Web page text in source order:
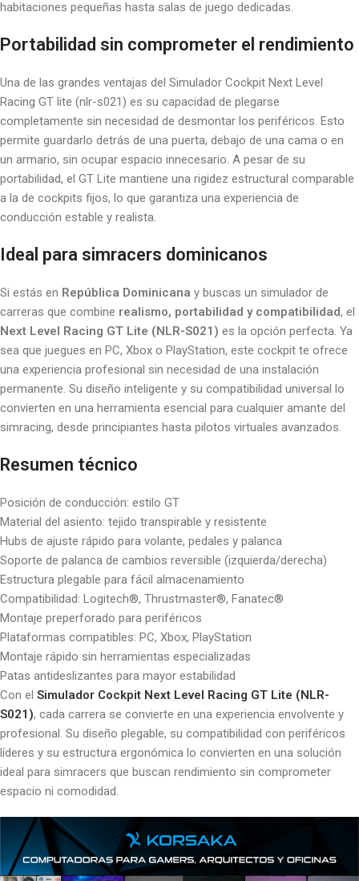
habitaciones pequeñas hasta salas de juego dedicadas.
Portabilidad sin comprometer el rendimiento
Una de las grandes ventajas del Simulador Cockpit Next Level
Racing GT lite (nlr-s021) es su capacidad de plegarse
completamente sin necesidad de desmontar los periféricos. Esto
permite guardarlo detrás de una puerta, debajo de una cama o en
un armario, sin ocupar espacio innecesario. A pesar de su
portabilidad, el GT Lite mantiene una rigidez estructural comparable
a la de cockpits fijos, lo que garantiza una experiencia de
conducción estable y realista.
Ideal para simracers dominicanos
Si estás en República Dominicana y buscas un simulador de
carreras que combine realismo, portabilidad y compatibilidad, el
Next Level Racing GT Lite (NLR-S021) es la opción perfecta. Ya
sea que juegues en PC, Xbox o PlayStation, este cockpit te ofrece
una experiencia profesional sin necesidad de una instalación
permanente. Su diseño inteligente y su compatibilidad universal lo
convierten en una herramienta esencial para cualquier amante del
simracing, desde principiantes hasta pilotos virtuales avanzados.
Resumen técnico
Posición de conducción: estilo GT
Material del asiento: tejido transpirable y resistente
Hubs de ajuste rápido para volante, pedales y palanca
Soporte de palanca de cambios reversible (izquierda/derecha)
Estructura plegable para fácil almacenamiento
Compatibilidad: Logitech®, Thrustmaster®, Fanatec®
Montaje preperforado para periféricos
Plataformas compatibles: PC, Xbox, PlayStation
Montaje rápido sin herramientas especializadas
Patas antideslizantes para mayor estabilidad
Con el Simulador Cockpit Next Level Racing GT Lite (NLR-
S021), cada carrera se convierte en una experiencia envolvente y
profesional. Su diseño plegable, su compatibilidad con periféricos
líderes y su estructura ergonómica lo convierten en una solución
ideal para simracers que buscan rendimiento sin comprometer
espacio ni comodidad.